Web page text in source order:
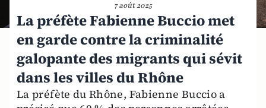
7 août 2025
La préfète Fabienne Buccio met
en garde contre la criminalité
galopante des migrants qui sévit
dans les villes du Rhône
La préfète du Rhône, Fabienne Buccio a